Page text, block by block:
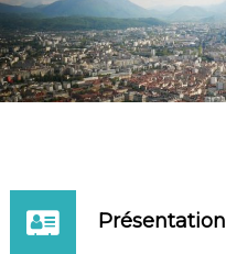
t
e
n
u
Présentation